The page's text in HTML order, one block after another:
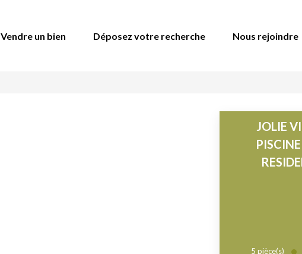
Vendre un bien Déposez votre recherche Nous rejoindre
JOLIE
5pièce(s)